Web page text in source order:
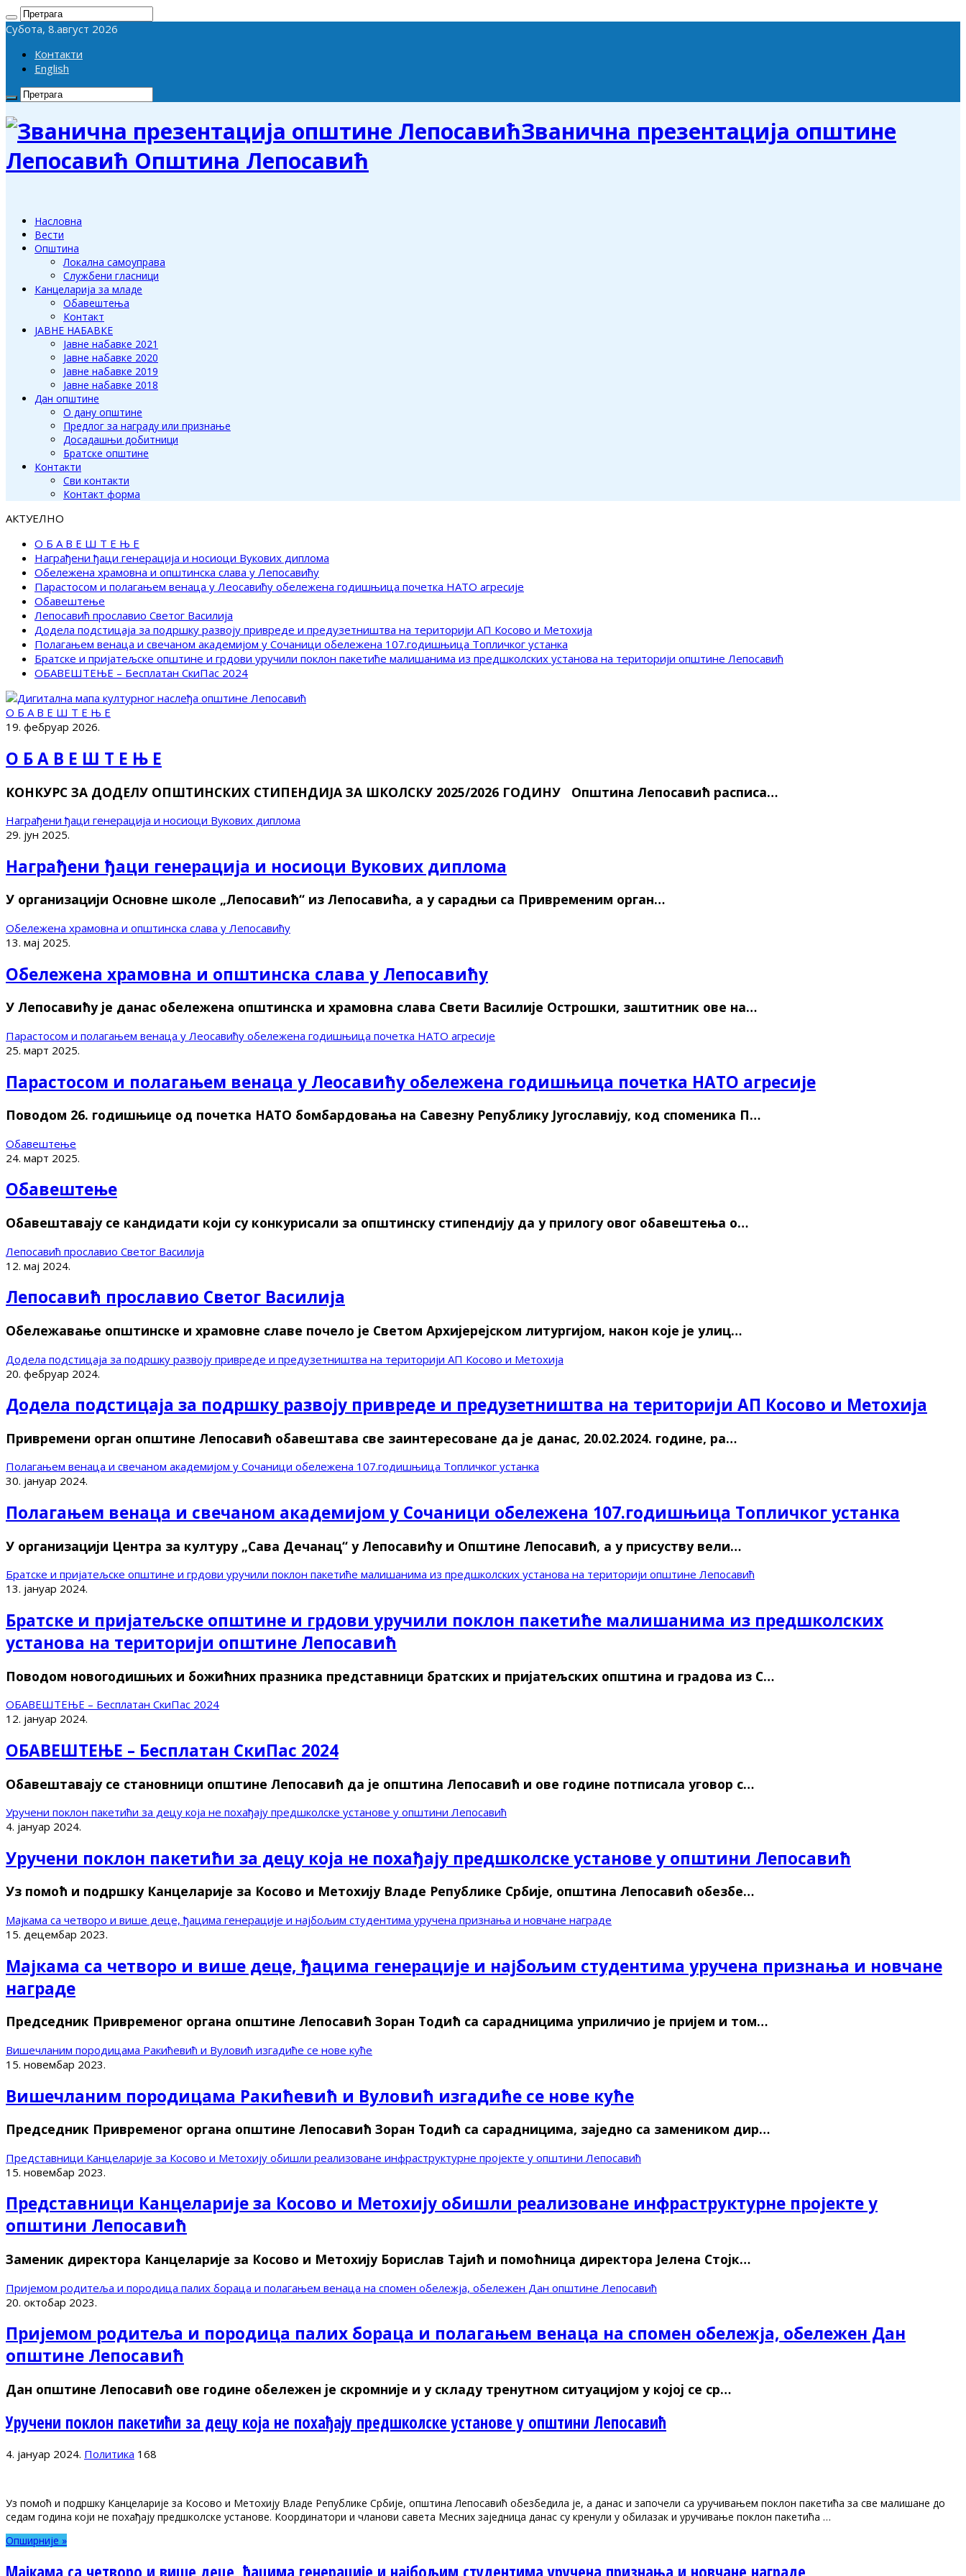
Субота, 8.август 2026
Контакти
English
Званична презентација општине
Лепосавић Општина Лепосавић
Насловна
Вести
Општина
Локална самоуправа
Службени гласници
Канцеларија за младе
Обавештења
Контакт
ЈАВНЕ НАБАВКЕ
Јавне набавке 2021
Јавне набавке 2020
Јавне набавке 2019
Јавне набавке 2018
Дан општине
О дану општине
Предлог за награду или признање
Досадашњи добитници
Братске општине
Контакти
Сви контакти
Контакт форма
АКТУЕЛНО
О Б А В Е Ш Т Е Њ Е
Награђени ђаци генерација и носиоци Вукових диплома
Обележена храмовна и општинска слава у Лепосавићу
Парастосом и полагањем венаца у Леосавићу обележена годишњица почетка НАТО агресије
Обавештење
Лепосавић прославио Светог Василија
Додела подстицаја за подршку развоју привреде и предузетништва на територији АП Косово и Метохија
Полагањем венаца и свечаном академијом у Сочаници обележена 107.годишњица Топличког устанка
Братске и пријатељске општине и грдови уручили поклон пакетиће малишанима из предшколских установа на територији општине Лепосавић
ОБАВЕШТЕЊЕ – Бесплатан СкиПас 2024
О Б А В Е Ш Т Е Њ Е
19. фебруар 2026.
О Б А В Е Ш Т Е Њ Е
КОНКУРС ЗА ДОДЕЛУ ОПШТИНСКИХ СТИПЕНДИЈА ЗА ШКОЛСКУ 2025/2026 ГОДИНУ Општина Лепосавић расписа…
Награђени ђаци генерација и носиоци Вукових диплома
29. јун 2025.
Награђени ђаци генерација и носиоци Вукових диплома
У организацији Основне школе „Лепосавић“ из Лепосавића, а у сарадњи са Привременим орган…
Обележена храмовна и општинска слава у Лепосавићу
13. мај 2025.
Обележена храмовна и општинска слава у Лепосавићу
У Лепосавићу је данас обележена општинска и храмовна слава Свети Василије Острошки, заштитник ове на…
Парастосом и полагањем венаца у Леосавићу обележена годишњица почетка НАТО агресије
25. март 2025.
Парастосом и полагањем венаца у Леосавићу обележена годишњица почетка НАТО агресије
Поводом 26. годишњице од почетка НАТО бомбардовања на Савезну Републику Југославију, код споменика П…
Обавештење
24. март 2025.
Обавештење
Обавештавају се кандидати који су конкурисали за општинску стипендију да у прилогу овог обавештења о…
Лепосавић прославио Светог Василија
12. мај 2024.
Лепосавић прославио Светог Василија
Обележавање општинске и храмовне славе почело је Светом Архијерејском литургијом, након које је улиц…
Додела подстицаја за подршку развоју привреде и предузетништва на територији АП Косово и Метохија
20. фебруар 2024.
Додела подстицаја за подршку развоју привреде и предузетништва на територији АП Косово и Метохија
Привремени орган општине Лепосавић обавештава све заинтересоване да је данас, 20.02.2024. године, ра…
Полагањем венаца и свечаном академијом у Сочаници обележена 107.годишњица Топличког устанка
30. јануар 2024.
Полагањем венаца и свечаном академијом у Сочаници обележена 107.годишњица Топличког устанка
У организацији Центра за културу „Сава Дечанац“ у Лепосавићу и Општине Лепосавић, а у присуству вели…
Братске и пријатељске општине и грдови уручили поклон пакетиће малишанима из предшколских установа на територији општине Лепосавић
13. јануар 2024.
Братске и пријатељске општине и грдови уручили поклон пакетиће малишанима из предшколских
установа на територији општине Лепосавић
Поводом новогодишњих и божићних празника представници братских и пријатељских општина и градова из С…
ОБАВЕШТЕЊЕ – Бесплатан СкиПас 2024
12. јануар 2024.
ОБАВЕШТЕЊЕ – Бесплатан СкиПас 2024
Обавештавају се становници општине Лепосавић да је општина Лепосавић и ове године потписала уговор с…
Уручени поклон пакетићи за децу која не похађају предшколске установе у општини Лепосавић
4. јануар 2024.
Уручени поклон пакетићи за децу која не похађају предшколске установе у општини Лепосавић
Уз помоћ и подршку Канцеларије за Косово и Метохију Владе Републике Србије, општина Лепосавић обезбе…
Мајкама са четворо и више деце, ђацима генерације и најбољим студентима уручена признања и новчане награде
15. децембар 2023.
Мајкама са четворо и више деце, ђацима генерације и најбољим студентима уручена признања и новчане
награде
Председник Привременог органа општине Лепосавић Зоран Тодић са сарадницима уприличио је пријем и том…
Вишечланим породицама Ракићевић и Вуловић изгадиће се нове куће
15. новембар 2023.
Вишечланим породицама Ракићевић и Вуловић изгадиће се нове куће
Председник Привременог органа општине Лепосавић Зоран Тодић са сарадницима, заједно са замеником дир…
Представници Канцеларије за Косово и Метохију обишли реализоване инфраструктурне пројекте у општини Лепосавић
15. новембар 2023.
Представници Канцеларије за Косово и Метохију обишли реализоване инфраструктурне пројекте у
општини Лепосавић
Заменик директора Канцеларије за Косово и Метохију Борислав Тајић и помоћница директора Јелена Стојк…
Пријемом родитеља и породица палих бораца и полагањем венаца на спомен обележја, обележен Дан општине Лепосавић
20. октобар 2023.
Пријемом родитеља и породица палих бораца и полагањем венаца на спомен обележја, обележен Дан
општине Лепосавић
Дан општине Лепосавић ове године обележен је скромније и у складу тренутном ситуацијом у којој се ср…
Уручени поклон пакетићи за децу која не похађају предшколске установе у општини Лепосавић
4. јануар 2024. Политика 168
Уз помоћ и подршку Канцеларије за Косово и Метохију Владе Републике Србије, општина Лепосавић обезбедила је, а данас и започели са уручивањем поклон пакетића за све малишане до
седам година који не похађају предшколске установе. Координатори и чланови савета Месних заједница данас су кренули у обилазак и уручивање поклон пакетића …
Опширније »